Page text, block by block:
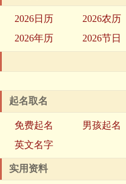
2026日历 2026农历
2026年历
2026节日
起名取名
免费起名 男孩起名
英文名字
实用资料